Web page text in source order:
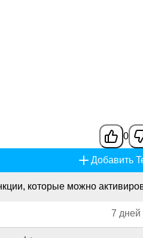
0
Добавить
которые можно
7 дней